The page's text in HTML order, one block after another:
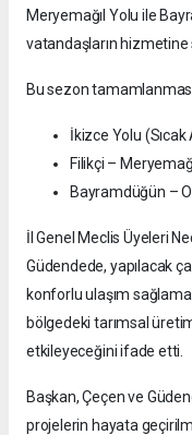
Meryemağıl Yolu ile
vatandaşların hizmetine
Bu sezon
İkizce Yolu
Filikçi –
Bayramdüğün –
İl Genel Meclis Üyeleri
Güdendede, yapılacak
konforlu ulaşım
bölgedeki tarımsal
etkileyeceğini ifade etti.
Başkan, Çeçen ve
projelerin hayata